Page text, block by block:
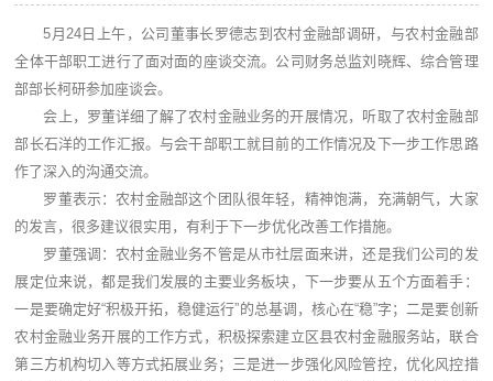
5月24日上午，公司董事长罗德志到农村金融部调研，与农村金融部
全体干部职工进行了面对面的座谈交流。公司财务总监刘晓辉、综合管理
部部长柯研参加座谈会。
会上，罗董详细了解了农村金融业务的开展情况，听取了农村金融部
部长石洋的工作汇报。与会干部职工就目前的工作情况及下一步工作思路
作了深入的沟通交流。
罗董表示：农村金融部这个团队很年轻，精神饱满，充满朝气，大家
的发言，很多建议很实用，有利于下一步优化改善工作措施。
罗董强调：农村金融业务不管是从市社层面来讲，还是我们公司的发
展定位来说，都是我们发展的主要业务板块，下一步要从五个方面着手：
一是要确定好“积极开拓，稳健运行”的总基调，核心在“稳”字；二是要创新
农村金融业务开展的工作方式，积极探索建立区县农村金融服务站，联合
第三方机构切入等方式拓展业务；三是进一步强化风险管控，优化风控措